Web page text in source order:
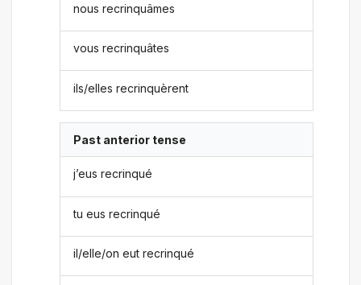
nous recrinquâmes
vous recrinquâtes
ils/elles recrinquèrent
Past anterior tense
j’eus recrinqué
tu eus recrinqué
il/elle/on eut recrinqué